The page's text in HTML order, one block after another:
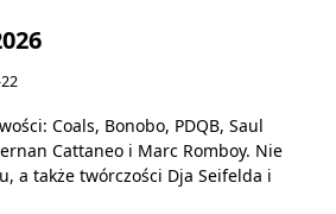
Coals, Bonobo, PDQB, Saul
Cattaneo i Marc Romboy. Nie
a także twórczości Dja Seifelda i